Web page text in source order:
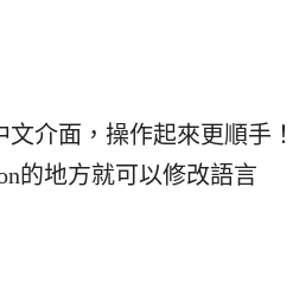
文介面，操作起來更順手
的地方就可以修改語言